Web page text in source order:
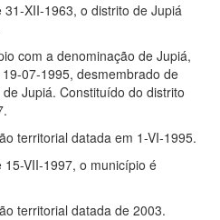
XII-1963, o distrito de Jupiá
com a denominação de Jupiá,
07-1995, desmembrado de
Jupiá. Constituído do distrito
territorial datada em 1-VI-1995.
VII-1997, o município é
territorial datada de 2003.